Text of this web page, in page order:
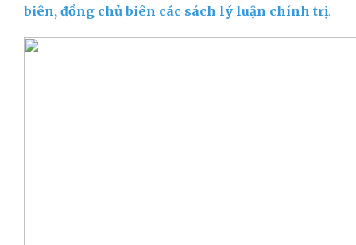
biên, đồng chủ biên các sách lý luận chính trị.